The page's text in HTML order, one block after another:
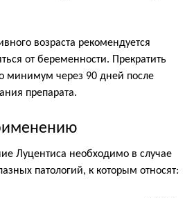
возраста рекомендуется
от беременности. Прекратить
минимум через 90 дней после
препарата.
Луцентиса необходимо в случае
патологий, к которым относят: